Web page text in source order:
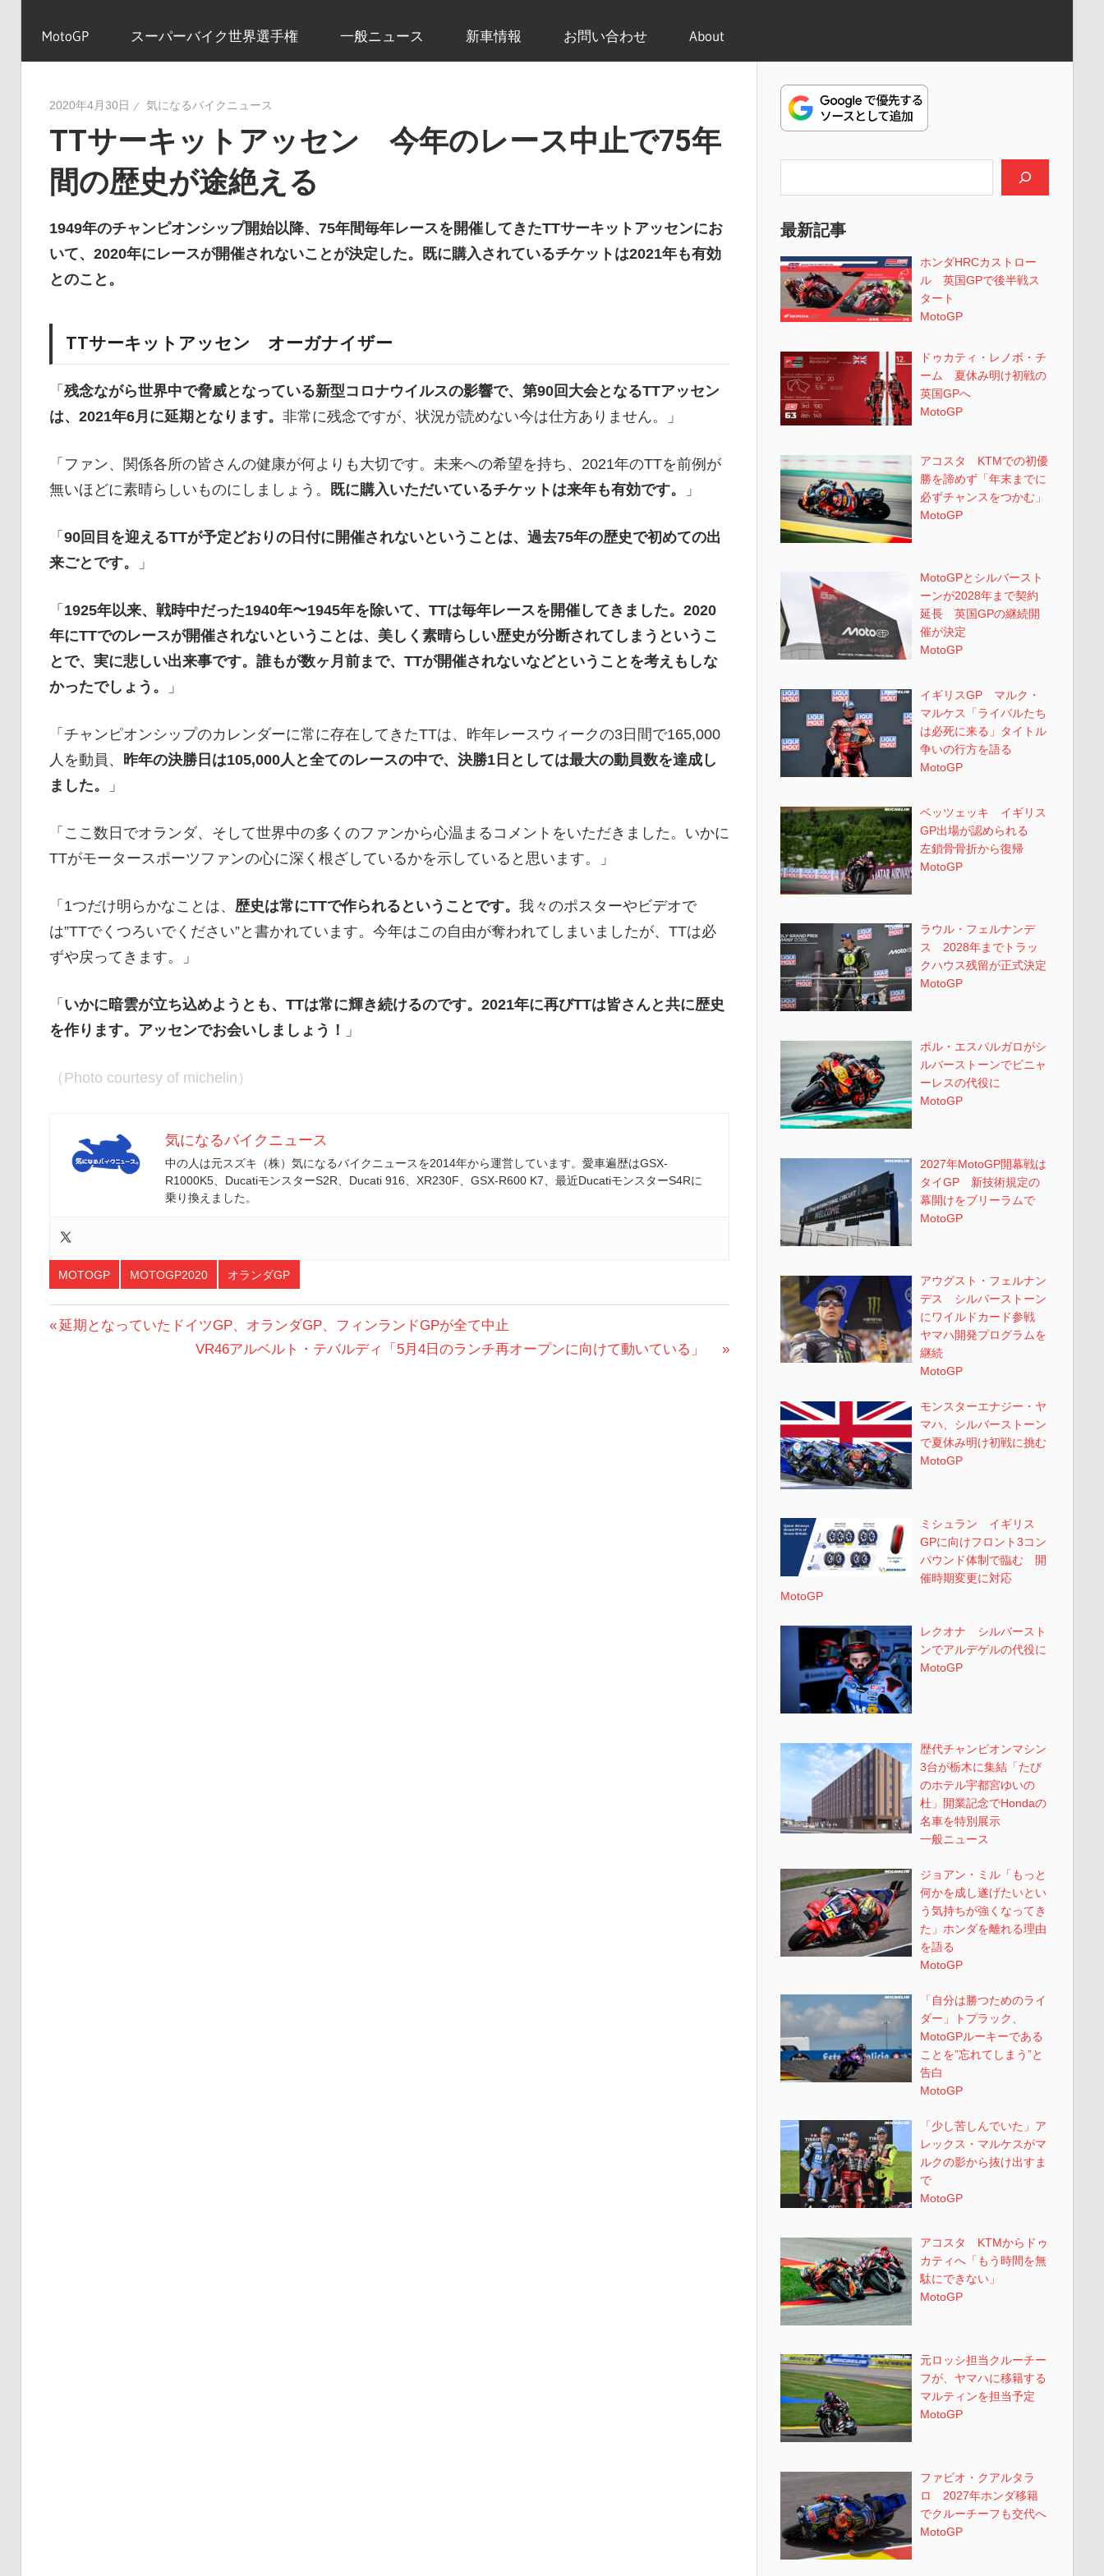
イ
ニ
ュ
ス
MotoGP スーパーバイク世界選手権 一般ニュース 新車情報 お問い合わせ About
2020年4月30日 気になるバイクニュース
TTサーキットアッセン 今年のレース中止で75年
間の歴史が途絶える
1949年のチャンピオンシップ開始以降、75年間毎年レースを開催してきたTTサーキットアッセンにお
いて、2020年にレースが開催されないことが決定した。既に購入されているチケットは2021年も有効
とのこと。
TTサーキットアッセン オーガナイザー
「 残念ながら世界中で脅威となっている新型コロナウイルスの影響で、第90回大会となるTTアッセン
は、2021年6月に延期となります。 非常に残念ですが、状況が読めない今は仕方ありません。」
「ファン、関係各所の皆さんの健康が何よりも大切です。未来への希望を持ち、2021年のTTを前例が
無いほどに素晴らしいものにしましょう。
既に購入いただいているチケットは来年も有効です。 」
「 90回目を迎えるTTが予定どおりの日付に開催されないということは、過去75年の歴史で初めての出
来ごとです。
」
「 1925年以来、戦時中だった1940年〜1945年を除いて、TTは毎年レースを開催してきました。2020
年にTTでのレースが開催されないということは、美しく素晴らしい歴史が分断されてしまうというこ
とで、実に悲しい出来事です。誰もが数ヶ月前まで、TTが開催されないなどということを考えもしな
かったでしょう。
」
「チャンピオンシップのカレンダーに常に存在してきたTTは、昨年レースウィークの3日間で165,000
人を動員、
昨年の決勝日は105,000人と全てのレースの中で、決勝1日としては最大の動員数を達成し
ました。
」
「ここ数日でオランダ、そして世界中の多くのファンから心温まるコメントをいただきました。いかに
TTがモータースポーツファンの心に深く根ざしているかを示していると思います。」
「1つだけ明らかなことは、 歴史は常にTTで作られるということです。 我々のポスターやビデオで
は”TTでくつろいでください”と書かれています。今年はこの自由が奪われてしまいましたが、TTは必
ずや戻ってきます。」
「 いかに暗雲が立ち込めようとも、TTは常に輝き続けるのです。2021年に再びTTは皆さんと共に歴史
を作ります。アッセンでお会いしましょう！
」
（Photo courtesy of michelin）
気になるバイクニュース
中の人は元スズキ（株）気になるバイクニュースを2014年から運営しています。愛車遍歴はGSX-
R1000K5、DucatiモンスターS2R、Ducati 916、XR230F、GSX-R600 K7、最近DucatiモンスターS4Rに
乗り換えました。
MOTOGP MOTOGP2020 オランダGP
投
前
延期となっていたドイツGP、オランダGP、フィンランドGPが全て中止
次
VR46アルベルト・テバルディ「5月4日のランチ再オープンに向けて動いている」
最新記事
ホンダHRCカストロー
ル 英国GPで後半戦ス
タート
MotoGP
ドゥカティ・レノボ・チ
ーム 夏休み明け初戦の
英国GPへ
MotoGP
アコスタ KTMでの初優
勝を諦めず「年末までに
必ずチャンスをつかむ」
MotoGP
MotoGPとシルバースト
ーンが2028年まで契約
延長 英国GPの継続開
催が決定
MotoGP
イギリスGP マルク・
マルケス「ライバルたち
は必死に来る」タイトル
争いの行方を語る
MotoGP
ベッツェッキ イギリス
GP出場が認められる
左鎖骨骨折から復帰
MotoGP
ラウル・フェルナンデ
ス 2028年までトラッ
クハウス残留が正式決定
MotoGP
ポル・エスパルガロがシ
ルバーストーンでビニャ
ーレスの代役に
MotoGP
2027年MotoGP開幕戦は
タイGP 新技術規定の
幕開けをブリーラムで
MotoGP
アウグスト・フェルナン
デス シルバーストーン
にワイルドカード参戦
ヤマハ開発プログラムを
継続
MotoGP
モンスターエナジー・ヤ
マハ、シルバーストーン
で夏休み明け初戦に挑む
MotoGP
ミシュラン イギリス
GPに向けフロント3コン
パウンド体制で臨む 開
催時期変更に対応
MotoGP
レクオナ シルバースト
ンでアルデゲルの代役に
MotoGP
歴代チャンピオンマシン
3台が栃木に集結「たび
のホテル宇都宮ゆいの
杜」開業記念でHondaの
名車を特別展示
一般ニュース
ジョアン・ミル「もっと
何かを成し遂げたいとい
う気持ちが強くなってき
た」ホンダを離れる理由
を語る
MotoGP
「自分は勝つためのライ
ダー」トプラック、
MotoGPルーキーである
ことを”忘れてしまう”と
告白
MotoGP
「少し苦しんでいた」ア
レックス・マルケスがマ
ルクの影から抜け出すま
で
MotoGP
アコスタ KTMからドゥ
カティへ「もう時間を無
駄にできない」
MotoGP
元ロッシ担当クルーチー
フが、ヤマハに移籍する
マルティンを担当予定
MotoGP
ファビオ・クアルタラ
ロ 2027年ホンダ移籍
でクルーチーフも交代へ
MotoGP